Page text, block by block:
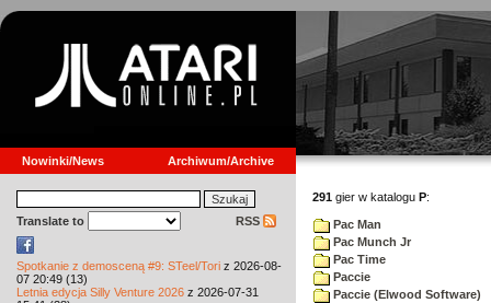
Nowinki/News Archiwum/Archive
Translate to RSS
Spotkanie z demosceną #9: STeel/Tori z 2026-08-
07 20:49 (13)
Letnia edycja Silly Venture 2026 z 2026-07-31
291 gier w katalogu P:
Pac Man
Pac Munch Jr
Pac Time
Paccie
Paccie (Elwood Software)